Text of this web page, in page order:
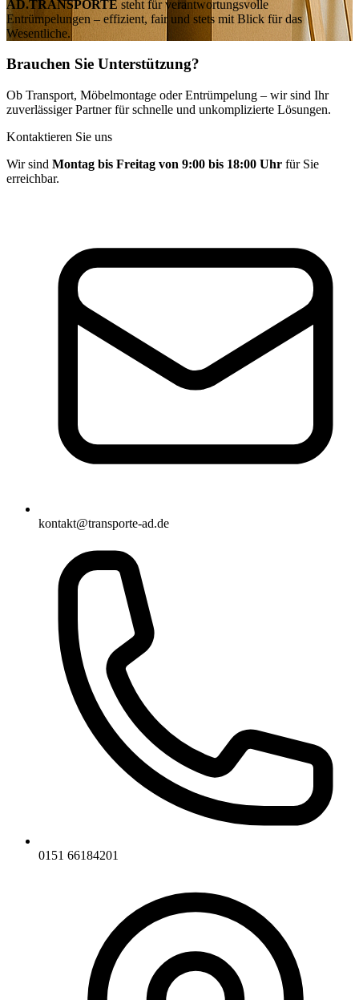
AD.TRANSPORTE steht für verantwortungsvolle
Entrümpelungen – effizient, fair und stets mit Blick für das
Wesentliche.
Brauchen Sie Unterstützung?
Ob Transport, Möbelmontage oderEntrümpelung – wir sind Ihr
zuverlässiger Partner für schnelle und unkomplizierte Lösungen.
Kontaktieren Sie uns
Wir sind Montag bis Freitag von 9:00 bis 18:00 Uhr für Sie
erreichbar.
kontakt@transporte-ad.de
0151 66184201